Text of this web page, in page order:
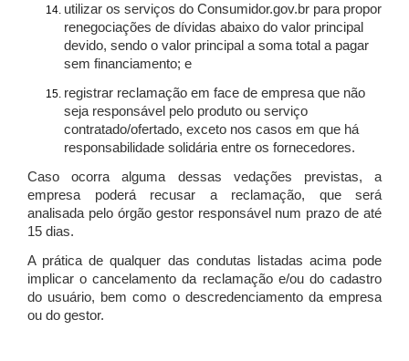
utilizar os serviços do Consumidor.gov.br para propor
renegociações de dívidas abaixo do valor principal
devido, sendo o valor principal a soma total a pagar
sem financiamento; e
registrar reclamação em face de empresa que não
seja responsável pelo produto ou serviço
contratado/ofertado, exceto nos casos em que há
responsabilidade solidária entre os fornecedores.
Caso ocorra alguma dessas vedações previstas, a
empresa poderá recusar a reclamação, que será
analisada pelo órgão gestor responsável num prazo de até
15 dias.
A prática de qualquer das condutas listadas acima pode
implicar o cancelamento da reclamação e/ou do cadastro
do usuário, bem como o descredenciamento da empresa
ou do gestor.